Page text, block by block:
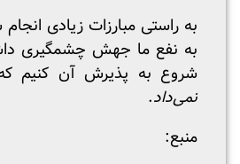
به راستی مبارزات زیادی
به نفع ما جهش چشمگیری
شروع به پذیرش آن کنیم
نمی‌داد.
منبع: